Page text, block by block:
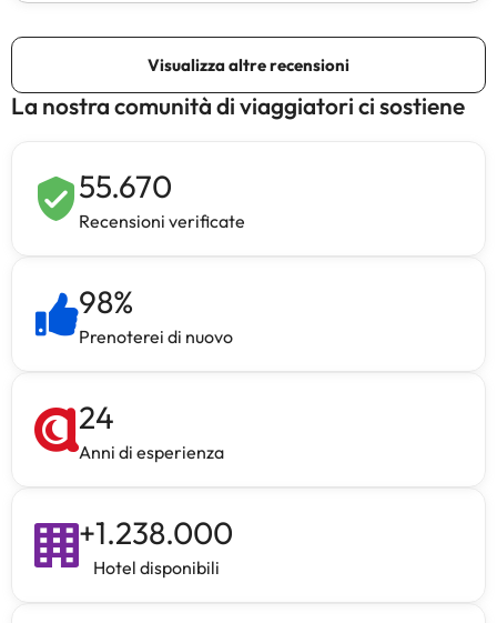
La nostra comunità di viaggiatori ci sostiene
55.670
Recensioni verificate
98%
Prenoterei di nuovo
24
Anni di esperienza
+1.238.000
Hotel disponibili